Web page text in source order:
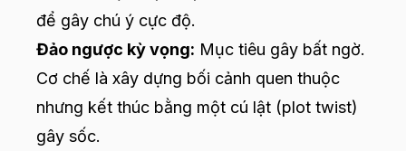
để gây chú ý cực độ.
Đảo ngược kỳ vọng: Mục tiêu gây bất ngờ.
Cơ chế là xây dựng bối cảnh quen thuộc
nhưng kết thúc bằng một cú lật (plot twist)
gây sốc.